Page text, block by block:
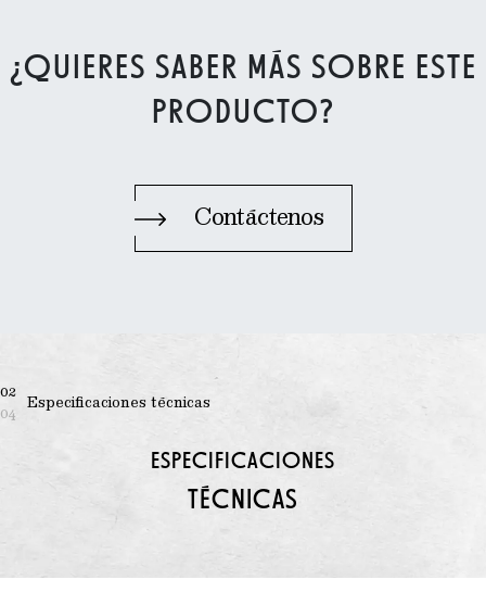
¿QUIERES SABER MÁS SOBRE ESTE
PRODUCTO?
Contáctenos
02
04
Especificaciones técnicas
ESPECIFICACIONES
TÉCNICAS